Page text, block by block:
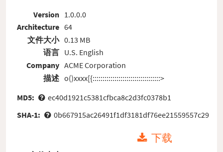
Version
Architecture
文件大小
语言
Company
描述
1.0.0.0
64
0.13 MB
U.S. English
ACME Corporation
o()xxxx[{::::::::::::::::::::::::::::::::::>
MD5:
ec40d1921c5381cfbca8c2d3fc0378b1
SHA-1:
0b667915ac26491f1df3181df76ee21559557c29
下载